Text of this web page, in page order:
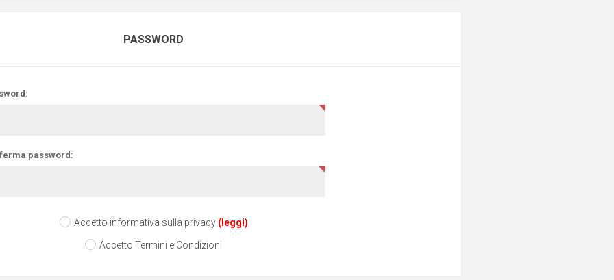
PASSWORD
password:
Accetto informativa sulla privacy (leggi)
Accetto Termini e Condizioni